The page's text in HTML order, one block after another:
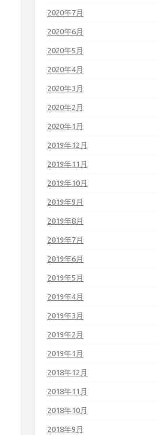
2020年7月
2020年6月
2020年5月
2020年4月
2020年3月
2020年2月
2020年1月
2019年12月
2019年11月
2019年10月
2019年9月
2019年8月
2019年7月
2019年6月
2019年5月
2019年4月
2019年3月
2019年2月
2019年1月
2018年12月
2018年11月
2018年10月
2018年9月